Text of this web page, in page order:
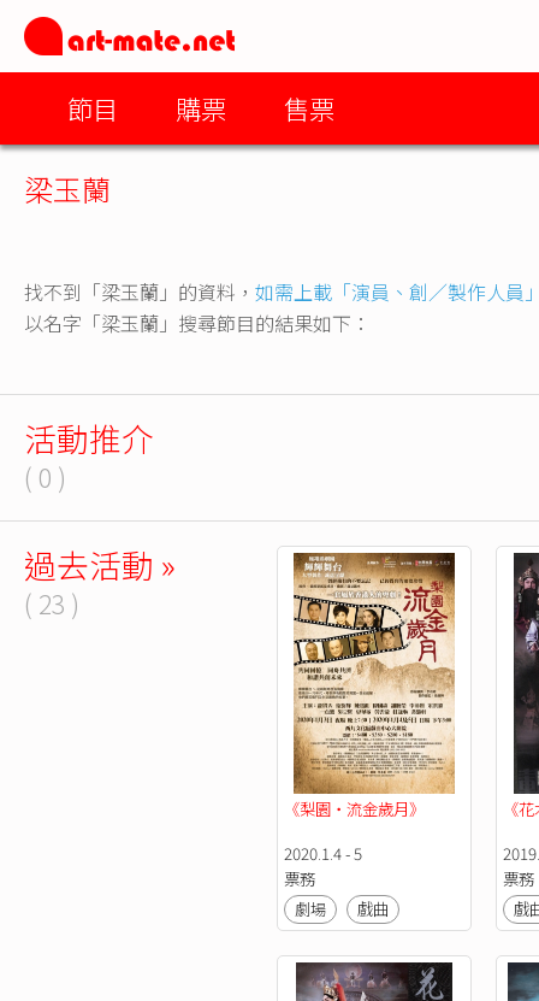
節目 購票 售票
梁玉蘭
找不到「梁玉蘭」的資料， 如需上載「演員、創／製作人員
以名字「梁玉蘭」搜尋節目的結果如下：
活動推介
( 0 )
過去活動 »
( 23 )
《梨園・流金歲月》
2020.1.4 - 5
票務
劇場
戲曲
《
票務
戲